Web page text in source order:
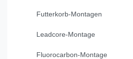
Futterkorb-Montagen
Leadcore-Montage
Fluorocarbon-Montage